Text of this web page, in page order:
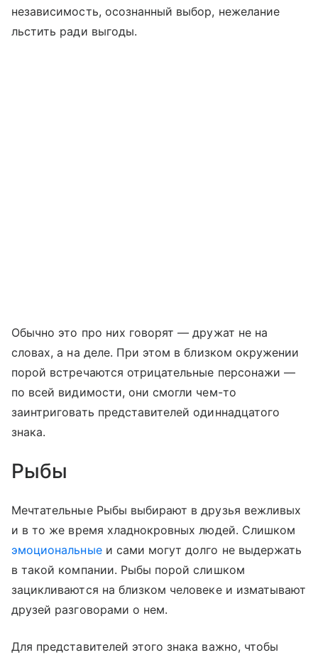
независимость, осознанный выбор, нежелание
льстить ради выгоды.
Обычно это про них говорят — дружат не на
словах, а на деле. При этом в близком окружении
порой встречаются отрицательные персонажи —
по всей видимости, они смогли чем-то
заинтриговать представителей одиннадцатого
знака.
Рыбы
Мечтательные Рыбы выбирают в друзья вежливых
и в то же время хладнокровных людей. Слишком
эмоциональныеи сами могут долго не выдержать
в такой компании. Рыбы порой слишком
зацикливаются на близком человеке и изматывают
друзей разговорами о нем.
Для представителей этого знака важно, чтобы